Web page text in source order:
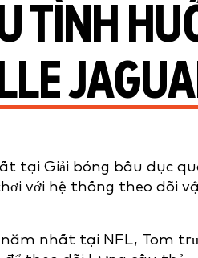
TÌNH
tại Giải bóng bầu dục
với hệ thống theo dõi
nhất tại NFL, Tom